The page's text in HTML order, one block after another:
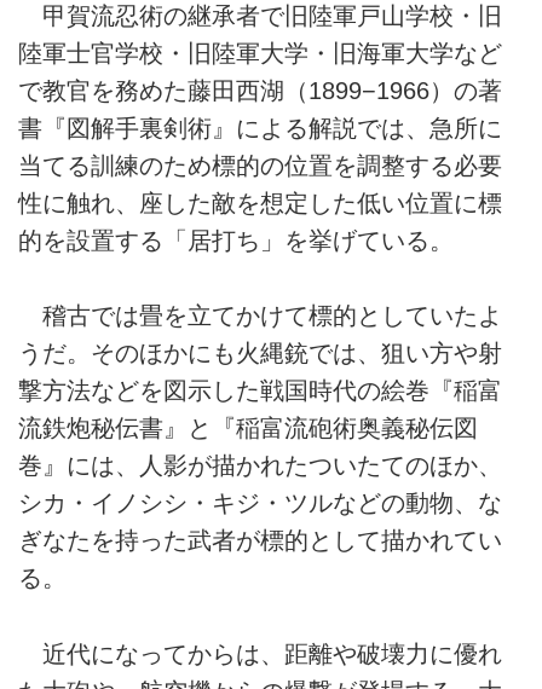
甲賀流忍術の継承者で旧陸軍戸山学校・旧
陸軍士官学校・旧陸軍大学・旧海軍大学など
で教官を務めた藤田西湖（1899−1966）の著
書『図解手裏剣術』による解説では、急所に
当てる訓練のため標的の位置を調整する必要
性に触れ、座した敵を想定した低い位置に標
的を設置する「居打ち」を挙げている。
稽古では畳を立てかけて標的としていたよ
うだ。そのほかにも火縄銃では、狙い方や射
撃方法などを図示した戦国時代の絵巻『稲富
流鉄炮秘伝書』と『稲富流砲術奥義秘伝図
巻』には、人影が描かれたついたてのほか、
シカ・イノシシ・キジ・ツルなどの動物、な
ぎなたを持った武者が標的として描かれてい
る。
近代になってからは、距離や破壊力に優れ